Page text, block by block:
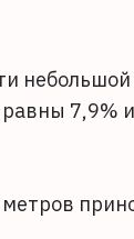
равны 7,9%